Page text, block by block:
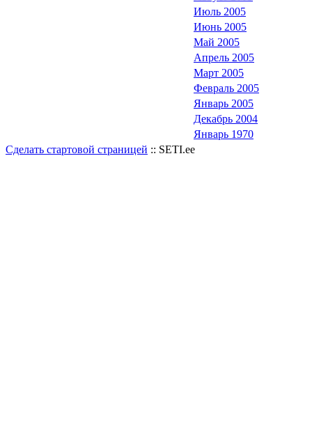
Июль 2005
Июнь 2005
Май 2005
Апрель 2005
Март 2005
Февраль 2005
Январь 2005
Декабрь 2004
Январь 1970
Сделать стартовой страницей :: SETI.ee